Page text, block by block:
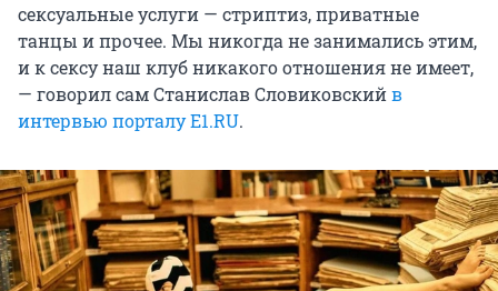
сексуальные услуги — стриптиз, приватные
танцы и прочее. Мы никогда не занимались этим,
и к сексу наш клуб никакого отношения не имеет,
— говорил сам Станислав Словиковскийв
интервью порталу E1.RU.